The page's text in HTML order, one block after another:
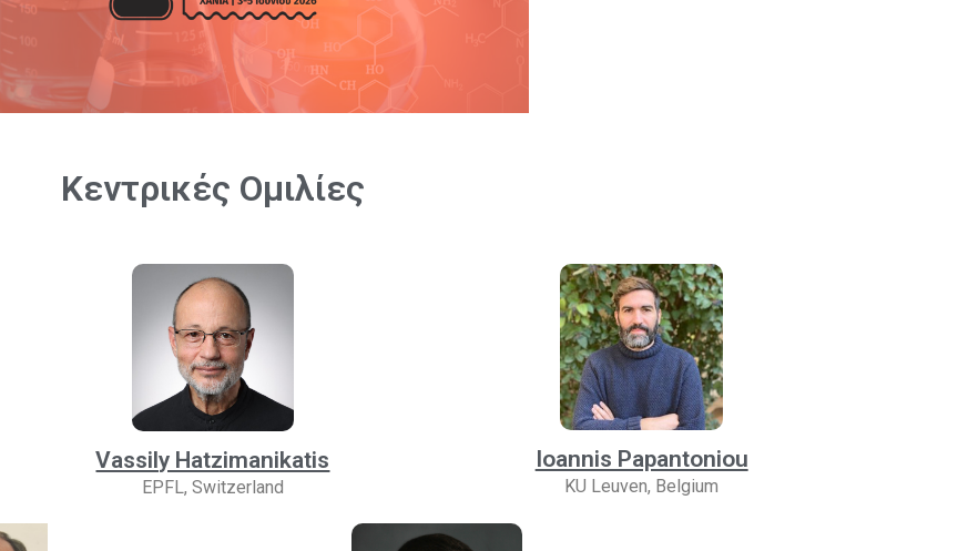
Κεντρικές Ομιλίες
Vassily Hatzimanikatis
EPFL, Switzerland
Ioannis Papantoniou
KU Leuven, Belgium